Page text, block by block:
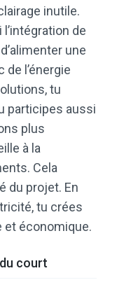
inutile.
de
une
l’énergie
tu
participes aussi
plus
à la
Cela
du projet. En
tu crées
et économique.
court